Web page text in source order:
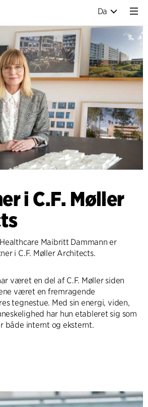
Da
i C.F. Møller
Maibritt Dammann er
i C.F. Møller Architects.
været en del af C.F. Møller siden
været en fremragende
tegnestue. Med sin energi, viden,
har hun etableret sig som
både internt og eksternt.